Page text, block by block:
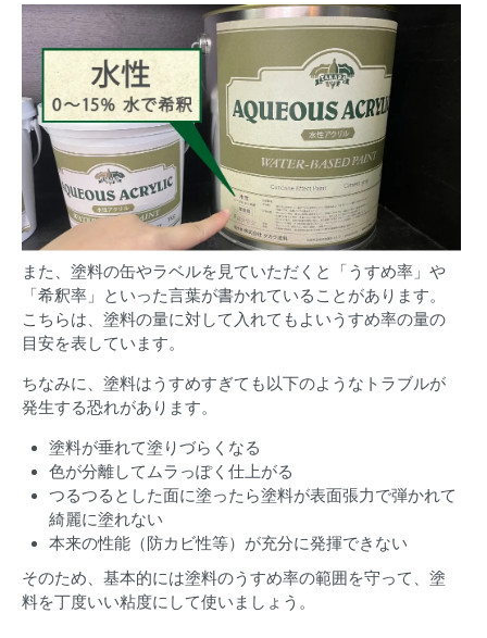
また、塗料の缶やラベルを見ていただくと「うすめ率」や
「希釈率」といった言葉が書かれていることがあります。
こちらは、塗料の量に対して入れてもよいうすめ率の量の
目安を表しています。
ちなみに、塗料はうすめすぎても以下のようなトラブルが
発生する恐れがあります。
塗料が垂れて塗りづらくなる
色が分離してムラっぽく仕上がる
つるつるとした面に塗ったら塗料が表面張力で弾かれて
綺麗に塗れない
本来の性能（防カビ性等）が充分に発揮できない
そのため、基本的には塗料のうすめ率の範囲を守って、塗
料を丁度いい粘度にして使いましょう。